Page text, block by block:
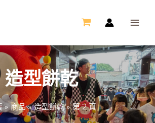
造型餅乾
商品 造型餅乾 第 2 頁